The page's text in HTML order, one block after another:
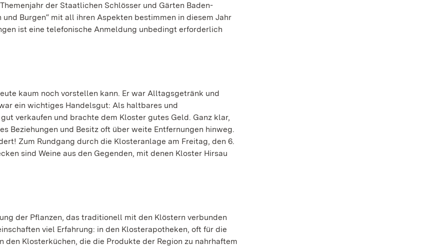
der Staatlichen Schlösser und Gärten Baden-
Burgen“ mit all ihren Aspekten bestimmen in diesem Jahr
ist eine telefonische Anmeldung unbedingt erforderlich
kaum noch vorstellen kann. Er war Alltagsgetränk und
ein wichtiges Handelsgut: Als haltbares und
verkaufen und brachte dem Kloster gutes Geld. Ganz klar,
Beziehungen und Besitz oft über weite Entfernungen hinweg.
Zum Rundgang durch die Klosteranlage am Freitag, den 6.
sind Weine aus den Gegenden, mit denen Kloster Hirsau
der Pflanzen, das traditionell mit den Klöstern verbunden
viel Erfahrung: in den Klosterapotheken, oft für die
den Klosterküchen, die die Produkte der Region zu nahrhaftem